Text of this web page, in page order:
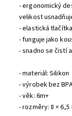
- ergonomický
velikost
- elastická
- funguje jako
- snadno se čistí
- materiál: Silikon
- výrobek bez
- věk: 6m+
- rozměry: 8 × 6,5